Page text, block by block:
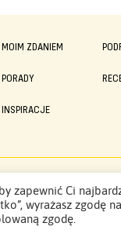
MOIM ZDANIEM
PORADY
INSPIRACJE
zapewnić Ci
wyrażasz zgodę
zgodę.